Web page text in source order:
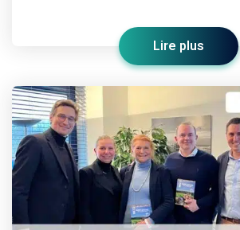
Lire plus